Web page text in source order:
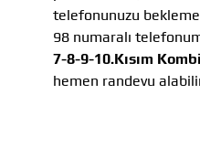
telefonunuzu
98 numaralı
7-8-9-10.Kısım
hemen randevu